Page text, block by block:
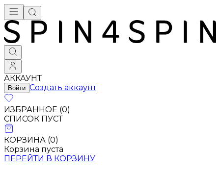
АККАУНТ
Войти Создать аккаунт
ИЗБРАННОЕ (0)
СПИСОК ПУСТ
КОРЗИНА (0)
Корзина пуста
ПЕРЕЙТИ В КОРЗИНУ